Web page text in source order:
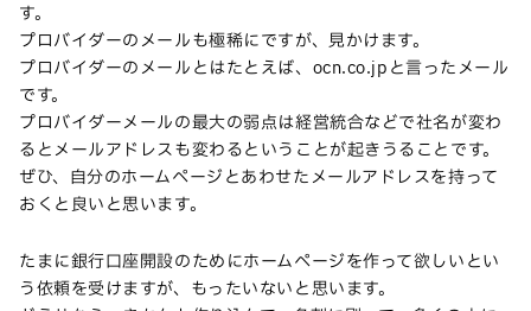
す。
プロバイダーのメールも極稀にですが、見かけます。
プロバイダーのメールとはたとえば、ocn.co.jpと言ったメール
です。
プロバイダーメールの最大の弱点は経営統合などで社名が変わ
るとメールアドレスも変わるということが起きうることです。
ぜひ、自分のホームページとあわせたメールアドレスを持って
おくと良いと思います。
たまに銀行口座開設のためにホームページを作って欲しいとい
う依頼を受けますが、もったいないと思います。